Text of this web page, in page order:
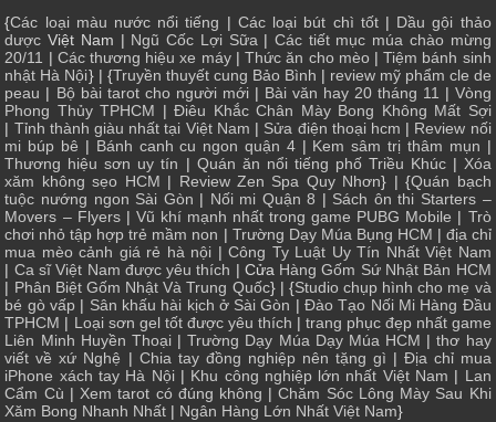
{Các loại màu nước nổi tiếng | Các loại bút chì tốt| Dầu gội thảo
dược Việt Nam | Ngũ Cốc Lợi Sữa| Các tiết mục múa chào mừng
20/11 | Các thương hiệu xe máy|Thức ăn cho mèo|Tiệm bánh sinh
nhật Hà Nội} | {Truyền thuyết cung Bảo Bình | review mỹ phẩm cle de
peau | Bộ bài tarot cho người mới| Bài văn hay 20 tháng 11 | Vòng
Phong Thủy TPHCM |Điêu Khắc Chân Mày Bong Không Mất Sợi
| Tỉnh thành giàu nhất tại Việt Nam | Sửa điện thoại hcm | Review nối
mi búp bê | Bánh canh cu ngon quận 4| Kem sâm trị thâm mụn |
Thương hiệu sơn uy tín | Quán ăn nổi tiếng phố Triều Khúc| Xóa
xăm không sẹo HCM | Review Zen Spa Quy Nhơn} | {Quán bạch
tuộc nướng ngon Sài Gòn | Nối mi Quận 8 | Sách ôn thi Starters –
Movers – Flyers| Vũ khí mạnh nhất trong game PUBG Mobile | Trò
chơi nhỏ tập hợp trẻ mầm non | Trường Dạy Múa Bụng HCM | địa chỉ
mua mèo cảnh giá rẻ hà nội |Công Ty Luật Uy Tín Nhất Việt Nam
| Ca sĩ Việt Nam được yêu thích | Cửa Hàng Gốm Sứ Nhật Bản HCM
| Phân Biệt Gốm Nhật Và Trung Quốc} | {Studio chụp hình cho mẹ và
bé gò vấp | Sân khấu hài kịch ở Sài Gòn |Đào Tạo Nối Mi Hàng Đầu
TPHCM | Loại sơn gel tốt được yêu thích | trang phục đẹp nhất game
Liên Minh Huyền Thoại|Trường Dạy Múa Dạy Múa HCM |thơ hay
viết về xứ Nghệ | Chia tay đồng nghiệp nên tặng gì | Địa chỉ mua
iPhone xách tay Hà Nội| Khu công nghiệp lớn nhất Việt Nam | Lan
Cẩm Cù |Xem tarot có đúng không |Chăm Sóc Lông Mày Sau Khi
Xăm Bong Nhanh Nhất | Ngân Hàng Lớn Nhất Việt Nam}